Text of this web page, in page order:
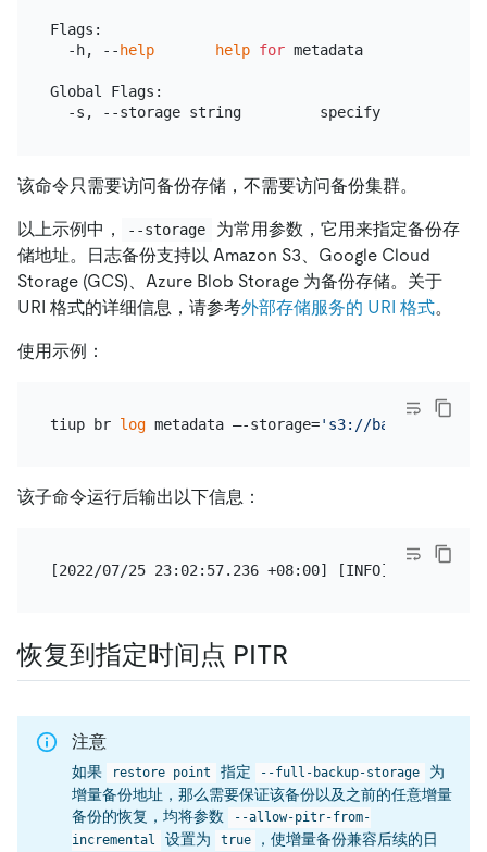
Flags:
  -h, --
help help for metadata
Global Flags:
  -s, --storage string         specify the url
该命令只需要访问备份存储，不需要访问备份集群。
以上示例中， --storage
为常用参数，它用来指定备份存
储地址。日志备份支持以 Amazon S3、Google Cloud
Storage (GCS)、Azure Blob Storage 为备份存储。关于
URI 格式的详细信息，请参考外部存储服务的 URI 格式。
使用示例：
tiup br log metadata –-storage='s3://backup-101/
该子命令运行后输出以下信息：
[2022/07/25 23:02:57.236 +08:00] [INFO]
恢复到指定时间点 PITR
注意
如果 restore point 指定 --full-backup-storage
为
增量备份地址，那么需要保证该备份以及之前的任意增量
备份的恢复，均将参数
--allow-pitr-from-
incremental
设置为 true
，使增量备份兼容后续的日